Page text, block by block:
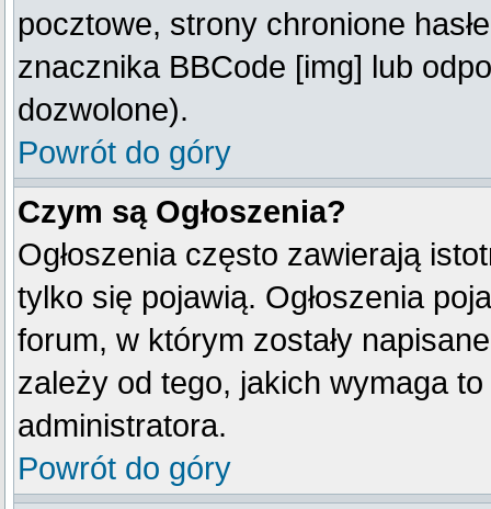
pocztowe, strony chronione
znacznika BBCode [img] lub
dozwolone).
Powrót do góry
Czym są Ogłoszenia?
Ogłoszenia często zawierają
tylko się pojawią. Ogłoszenia
forum, w którym zostały
zależy od tego, jakich wymaga
administratora.
Powrót do góry